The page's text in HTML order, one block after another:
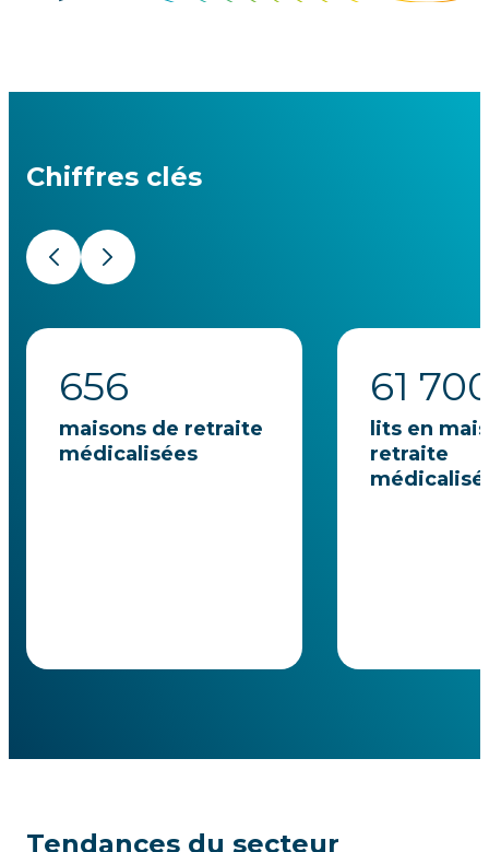
Chiffres clés
PrécédentSuivant
656
maisons de retraite
médicalisées
61
lits en
retraite
Tendances du secteur